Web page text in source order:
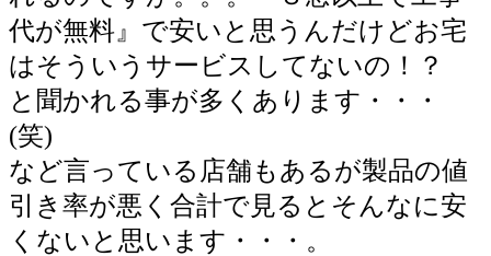
代が無料』で安いと思うんだけどお宅
はそういうサービスしてないの！？
と聞かれる事が多くあります・・・
(笑)
など言っている店舗もあるが製品の値
引き率が悪く合計で見るとそんなに安
くないと思います・・・。